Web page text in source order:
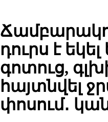
դուրս է
գոտուց,
հայտնվել
փոսում․